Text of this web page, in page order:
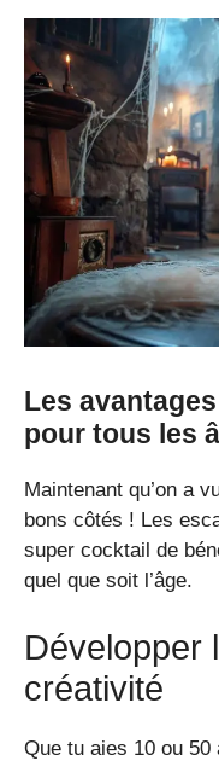
Les
pour tous les
Maintenant qu’on a
bons côtés ! Les
super cocktail de
quel que soit l’âge.
Développer
créativité
Que tu aies 10 ou